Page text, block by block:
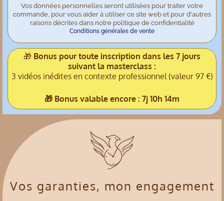
Vos données personnelles seront utilisées pour traiter votre
commande, pour vous aider à utiliser ce site web et pour d'autres
raisons décrites dans notre politique de confidentialité
Conditions générales de vente
🎁 Bonus pour toute inscription dans les 7 jours
suivant la masterclass :
3 vidéos inédites en contexte professionnel (valeur 97 €)
🎁 Bonus valable encore : 7j 10h 14m
Vos garanties, mon engagement